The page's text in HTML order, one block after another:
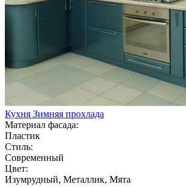
Кухня Зимняя прохлада
Материал фасада:
Пластик
Стиль:
Современный
Цвет:
Изумрудный, Металлик, Мята